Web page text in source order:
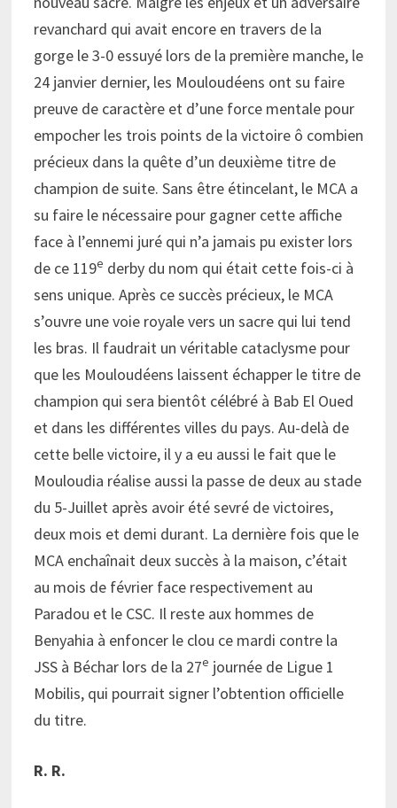
revanchard qui avait encore en travers de la
gorge le 3-0 essuyé lors de la première manche, le
24 janvier dernier, les Mouloudéens ont su faire
preuve de caractère et d’une force mentale pour
empocher les trois points de la victoire ô combien
précieux dans la quête d’un deuxième titre de
champion de suite. Sans être étincelant, le MCA a
su faire le nécessaire pour gagner cette affiche
face à l’ennemi juré qui n’a jamais pu exister lors
de ce 119e derby du nom qui était cette fois-ci à
sens unique. Après ce succès précieux, le MCA
s’ouvre une voie royale vers un sacre qui lui tend
les bras. Il faudrait un véritable cataclysme pour
que les Mouloudéens laissent échapper le titre de
champion qui sera bientôt célébré à Bab El Oued
et dans les différentes villes du pays. Au-delà de
cette belle victoire, il y a eu aussi le fait que le
Mouloudia réalise aussi la passe de deux au stade
du 5-Juillet après avoir été sevré de victoires,
deux mois et demi durant. La dernière fois que le
MCA enchaînait deux succès à la maison, c’était
au mois de février face respectivement au
Paradou et le CSC. Il reste aux hommes de
Benyahia à enfoncer le clou ce mardi contre la
JSS à Béchar lors de la 27e journée de Ligue 1
Mobilis, qui pourrait signer l’obtention officielle
du titre.
R. R.